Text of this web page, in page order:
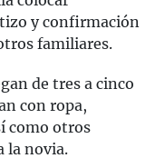
y confirmación
familiares.
de tres a cinco
con ropa,
como otros
la novia.